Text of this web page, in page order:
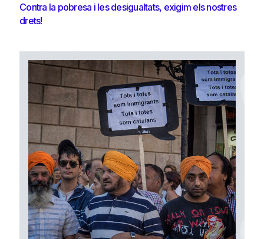
Contra la pobresa i les desigualtats, exigim els nostres
drets!